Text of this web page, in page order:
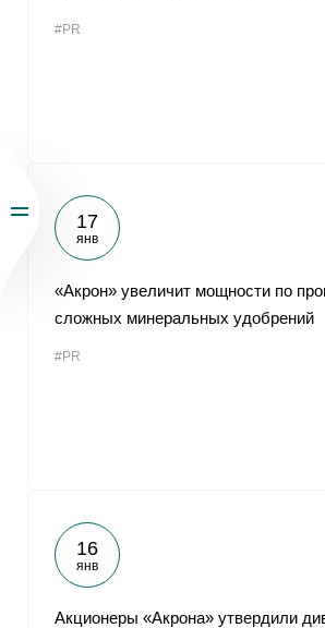
#PR
17
янв
«Акрон» увеличит мощности по
сложных минеральных удобрений
#PR
16
янв
Акционеры «Акрона» утвердили